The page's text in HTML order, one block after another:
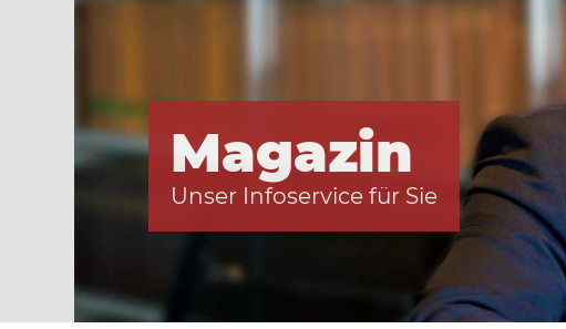
Magazin
Unser Infoservice für Sie